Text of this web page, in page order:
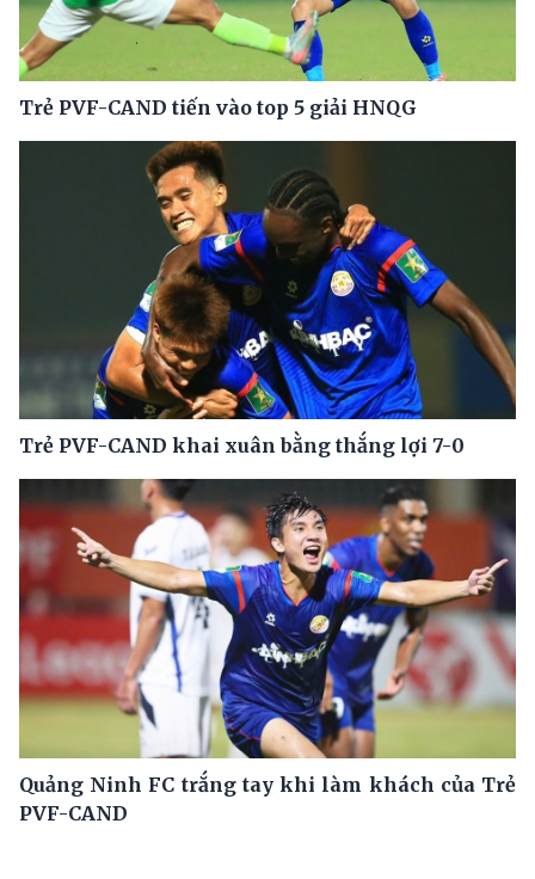
Trẻ PVF-CAND tiến vào top 5 giải HNQG
Trẻ PVF-CAND khai xuân bằng thắng lợi 7-0
Quảng Ninh FC trắng tay khi làm khách của Trẻ
PVF-CAND